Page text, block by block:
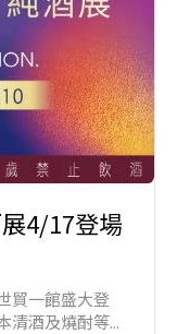
4/17登場
貿一館盛大登
清酒及燒酎等...